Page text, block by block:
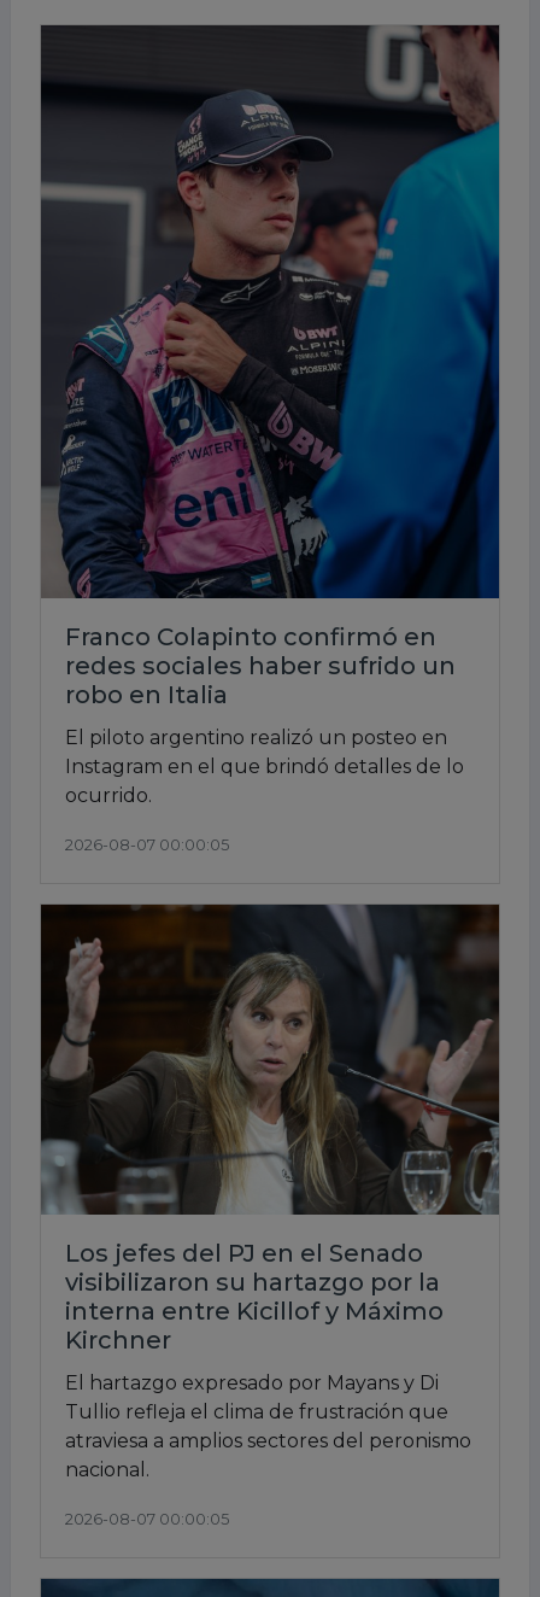
Franco Colapinto confirmó en
redes sociales haber sufrido un
robo en Italia
El piloto argentino realizó un posteo en
Instagram en el que brindó detalles de lo
ocurrido.
2026-08-07 00:00:05
Los jefes del PJ en el Senado
visibilizaron su hartazgo por la
interna entre Kicillof y Máximo
Kirchner
El hartazgo expresado por Mayans y Di
Tullio refleja el clima de frustración que
atraviesa a amplios sectores del peronismo
nacional.
2026-08-07 00:00:05